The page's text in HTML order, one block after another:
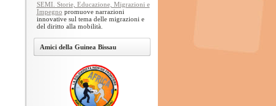
SEMI. Storie, Educazione, Migrazioni e
Impegno promuove narrazioni
innovative sul tema delle migrazioni e
del diritto alla mobilità.
Amici della Guinea Bissau